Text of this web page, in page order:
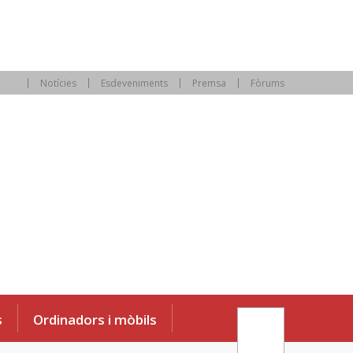
Notícies Esdeveniments Premsa Fòrums
Ordinadors i mòbils